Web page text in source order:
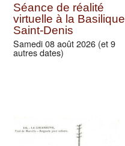
Séance de réalité
virtuelle à la Basilique
Saint-Denis
Samedi 08 août 2026 (et 9
autres dates)